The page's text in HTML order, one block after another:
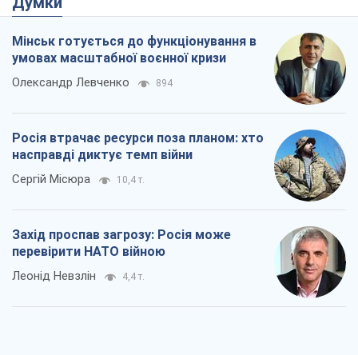
Мінськ готується до функціонування в
умовах масштабної воєнної кризи
Олександр Левченко 894
Росія втрачає ресурси поза планом: хто
насправді диктує темп війни
Сергій Місюра 10,4 т.
Захід проспав загрозу: Росія може
перевірити НАТО війною
Леонід Невзлін 4,4 т.